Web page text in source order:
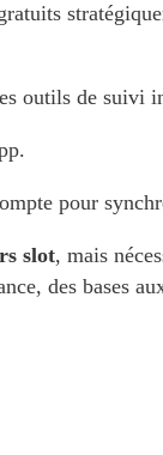
outils de suivi
pour
slot, mais
des bases